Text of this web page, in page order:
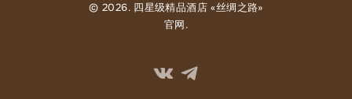
© 2026. 四星级精品酒店 «丝绸之路»
官网.